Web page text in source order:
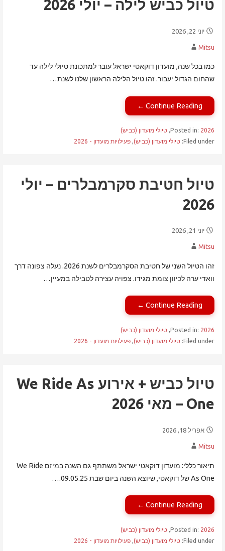
טיול כביש לילה – יולי 2026
יוני 22, 2026
Mitsu
כמו בכל שנה, מועדון דוקאטי ישראל עובר למתכונת טיולי לילה עד
שהחום הגדול יעבור. זהו טיול הלילה הראשון שלנו לשנת…
Continue Reading ←
Posted in: 2026
, טיולי מועדון (כביש)
Filed under:
טיולי מועדון (כביש), פעילויות מועדון - 2026
טיול חטיבת סקרמבלרים – יולי
2026
יוני 21, 2026
Mitsu
זהו הטיול השני של חטיבת הסקרמבלרים לשנת 2026. נעלה צפונה דרך
וואדי ערה לכיוון צומת מגידו. צפויה עצירה לטבילה במעיין…
Continue Reading ←
Posted in: 2026
, טיולי מועדון (כביש)
Filed under: טיולי מועדון (כביש), פעילויות מועדון - 2026
טיול כביש + אירוע We Ride As
One – מאי 2026
אפריל 18, 2026
Mitsu
תיאור כללי: מועדון דוקאטי ישראל משתתף גם השנה במיזם We Ride
As One של דוקאטי, שיוצא השנה ביום שבת 09.05.25.…
Continue Reading ←
Posted in: 2026
, טיולי מועדון (כביש)
Filed under: טיולי מועדון (כביש), פעילויות מועדון - 2026